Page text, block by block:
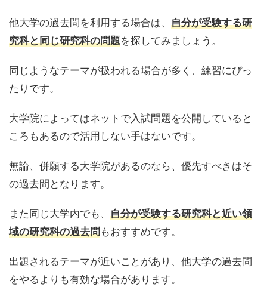
他大学の過去問を利用する場合は、 自分が受験する研
究科と同じ研究科の問題を探してみましょう。
同じようなテーマが扱われる場合が多く、練習にぴっ
たりです。
大学院によってはネットで入試問題を公開していると
ころもあるので活用しない手はないです。
無論、併願する大学院があるのなら、優先すべきはそ
の過去問となります。
また同じ大学内でも、 自分が受験する研究科と近い領
域の研究科の過去問もおすすめです。
出題されるテーマが近いことがあり、他大学の過去問
をやるよりも有効な場合があります。